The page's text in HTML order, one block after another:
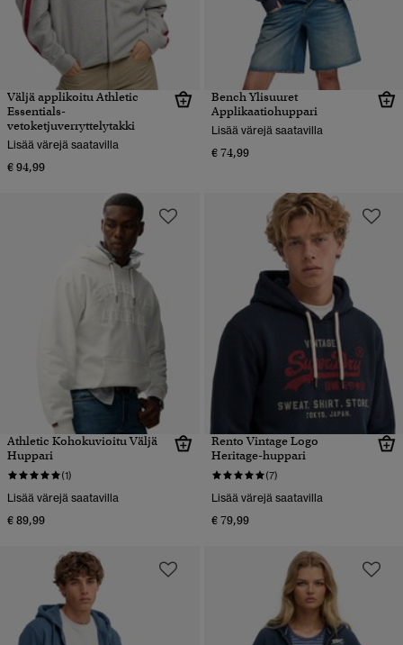
Väljä applikoitu Athletic
Essentials-
vetoketjuverryttelytakki
Lisää värejä saatavilla
€ 94,99
Bench Ylisuuret
Applikaatiohuppari
Lisää värejä saatavilla
€ 74,99
Athletic Kohokuvioitu Väljä
Huppari
(1)
Lisää värejä saatavilla
€ 89,99
Rento Vintage Logo
Heritage-huppari
(7)
Lisää värejä saatavilla
€ 79,99